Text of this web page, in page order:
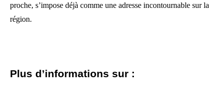
proche, s’impose déjà comme une adresse incontournable sur la
région.
Plus d’informations sur :